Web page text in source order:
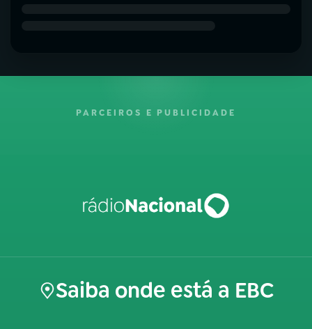
PARCEIROS E PUBLICIDADE
Saiba onde está a EBC